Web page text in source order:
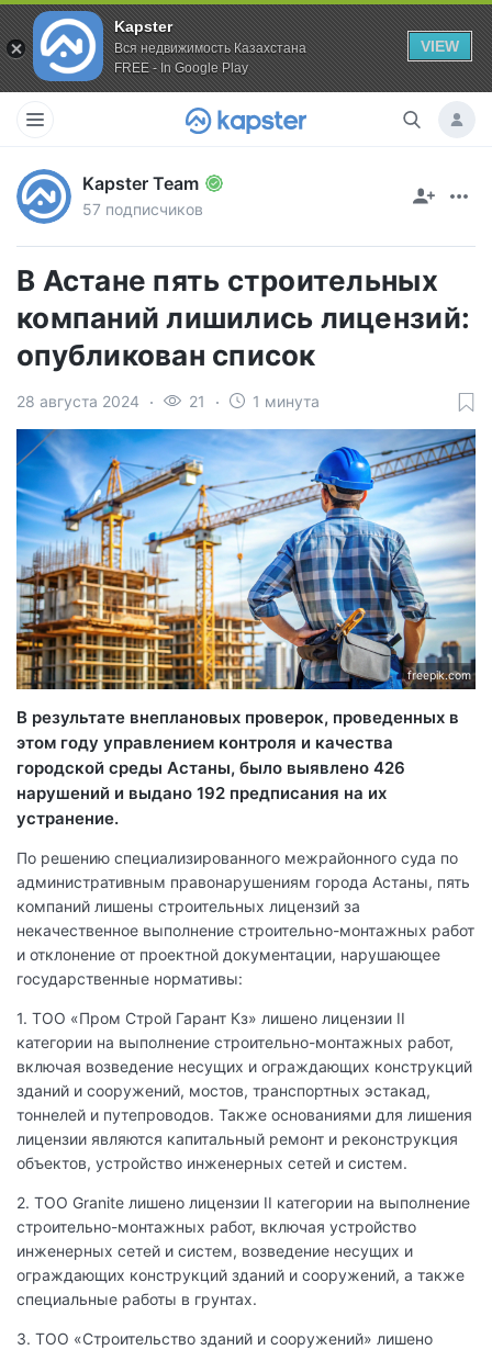
Kapster
Вся недвижимость Казахстана
FREE - In Google Play
VIEW
Kapster Team
57 подписчиков
В Астане пять строительных
компаний лишились лицензий:
опубликован список
28 августа 2024 21 1 минута
freepik.com
В результате внеплановых проверок, проведенных в
этом году управлением контроля и качества
городской среды Астаны, было выявлено 426
нарушений и выдано 192 предписания на их
устранение.
По решению специализированного межрайонного суда по
административным правонарушениям города Астаны, пять
компаний лишены строительных лицензий за
некачественное выполнение строительно-монтажных работ
и отклонение от проектной документации, нарушающее
государственные нормативы:
1. ТОО «Пром Строй Гарант Кз» лишено лицензии II
категории на выполнение строительно-монтажных работ,
включая возведение несущих и ограждающих конструкций
зданий и сооружений, мостов, транспортных эстакад,
тоннелей и путепроводов. Также основаниями для лишения
лицензии являются капитальный ремонт и реконструкция
объектов, устройство инженерных сетей и систем.
2. TOO Granite лишено лицензии II категории на выполнение
строительно-монтажных работ, включая устройство
инженерных сетей и систем, возведение несущих и
ограждающих конструкций зданий и сооружений, а также
специальные работы в грунтах.
3. ТОО «Строительство зданий и сооружений» лишено